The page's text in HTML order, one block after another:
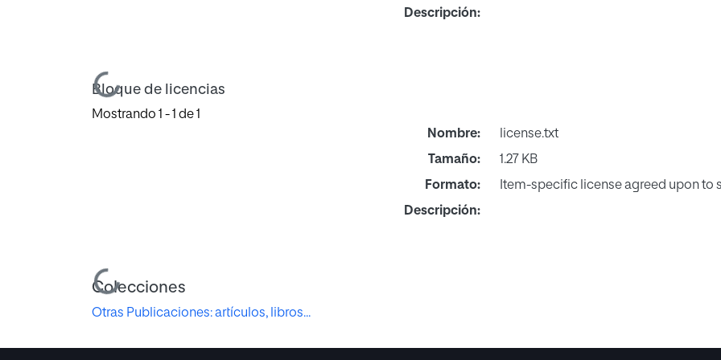
Cargando...
Descripción:
Bloque de licencias
Mostrando 1 - 1 de 1
Cargando...
Nombre:
license.txt
Tamaño:
1.27 KB
Formato:
Item-specific license agreed upon to
Descripción:
Colecciones
Otras Publicaciones: artículos, libros...